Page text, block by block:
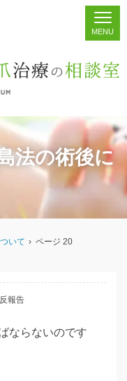
検索法の術後に
いて › ページ 20
報告
ならないのです